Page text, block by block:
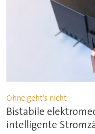
Ohne geht’s nicht
Bistabile
intelligente